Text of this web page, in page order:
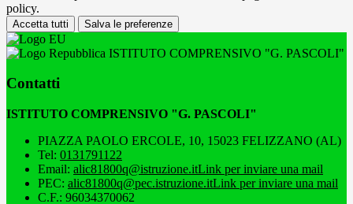
policy.
Accetta tutti Salva le preferenze
ISTITUTO COMPRENSIVO "G. PASCOLI"
Contatti
ISTITUTO COMPRENSIVO "G. PASCOLI"
PIAZZA PAOLO ERCOLE, 10, 15023 FELIZZANO (AL)
Tel: 0131791122
Email: alic81800q@istruzione.itLink per inviare una mail
PEC: alic81800q@pec.istruzione.itLink per inviare una mail
C.F.: 96034370062